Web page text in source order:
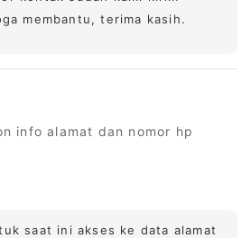
membantu, terima kasih.
info alamat dan nomor hp
saat ini akses ke data alamat